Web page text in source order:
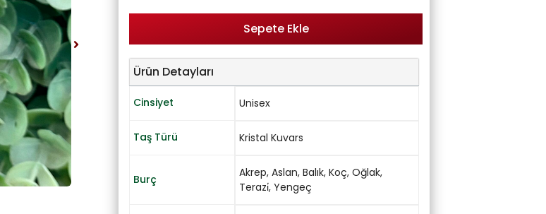
Sepete Ekle
Ürün Detayları
Cinsiyet Unisex
Taş Türü Kristal Kuvars
Burç Akrep, Aslan, Balık, Koç, Oğlak,
Terazi̇, Yengeç